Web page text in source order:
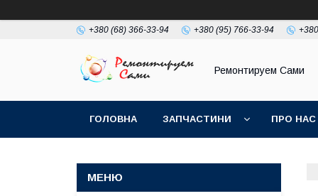
+380 (68) 366-33-94 +380 (95) 766-33-94
Ремонтируем Сами
ГОЛОВНА ЗАПЧАСТИНИ ПРО НАС